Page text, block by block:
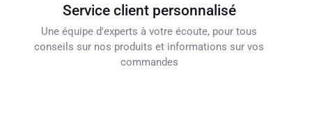
Service client personnalisé
Une équipe d'experts à votre écoute, pour tous
conseils sur nos produits et informations sur vos
commandes